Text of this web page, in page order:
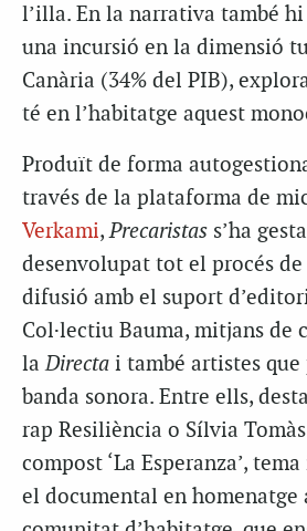
l’illa. En la narrativa també
una incursió en la dimensió
Canària (34% del PIB),
té en l’habitatge aquest
Produït de forma
través de la plataforma de
Verkami,Precaristas s’ha
desenvolupat tot el procés
difusió amb el suport
Col·lectiu Bauma, mitjans de
laDirecta i també artistes
banda sonora. Entre ells,
rap Resiliència o Sílvia
compost ‘La Esperanza’,
el documental en homenatge